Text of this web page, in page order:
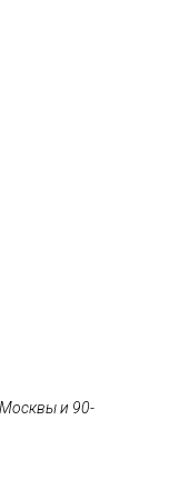
Москвы и 90-